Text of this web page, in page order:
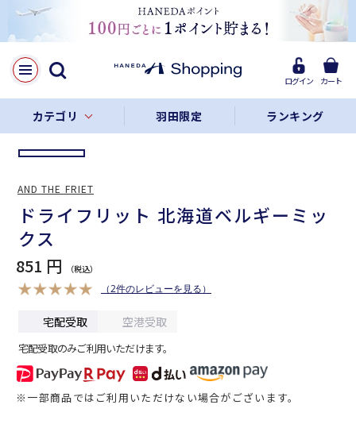
ログイン カート
カテゴリ 羽田限定 ランキング
LINE
Facebook
リンクをコピー
ドライフリット 北海道ベルギーミッ
クス
851 円
（2件のレビューを見る）
宅配受取 空港受取
宅配受取のみご利用いただけます。
※一部商品ではご利用いただけない場合がございます。
AND THE FRIET